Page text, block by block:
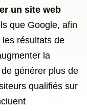
un site web
que Google, afin
les résultats de
la
générer plus de
qualifiés sur